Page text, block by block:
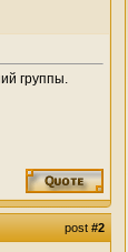
группы.
post#2